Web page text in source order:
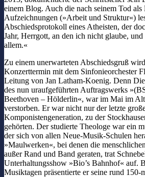
einem Blog. Auch die nach seinem Tod als
Aufzeichnungen (»Arbeit und Struktur«)
Abschiedsprotokoll eines Atheisten, der
Jahr, Herrgott, an den ich nicht glaube,
allem.«
Zu einem unerwarteten Abschiedsgruß
Konzerttermin mit dem Sinfonieorchester
Leitung von Jan Latham-Koenig. Denn
des nun uraufgeführten Auftragswerks
Beethoven – Hölderlin«, war im Mai im
verstorben. Er war nicht nur der letzte
Komponistengeneration, zu der
gehörten. Der studierte Theologe war ein
der sich von allen Neue-Musik-Schulen
»Maulwerken«, bei denen die
außer Rand und Band geraten, trat
Unterhaltungsshow »Bio’s Bahnhof« auf.
Musiktagen präsentierte er seine rund